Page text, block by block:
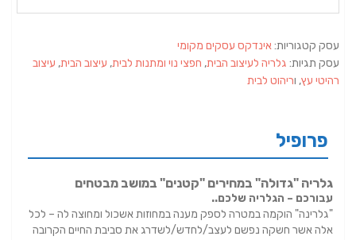
עסק קטגוריות:אינדקס עסקים מקומי
עסק תגיות: גלריה לעיצוב הבית, חפצי נוי ומתנות לבית‏, עיצוב הבית, ‏עיצוב
רהיטי עץ, וריהוט לבית
פרופיל
גלריה "גדולה" במחירים "קטנים" במושב מבטחים
עבורכם – הגלריה שלכם..
"גלרינה" הוקמה במטרה לספק מענה במחוזות אשכול ומחוצה לה – לכל
אלה אשר חשקה נפשם לעצב/לחדש/לשדרג את סביבת החיים הקרובה